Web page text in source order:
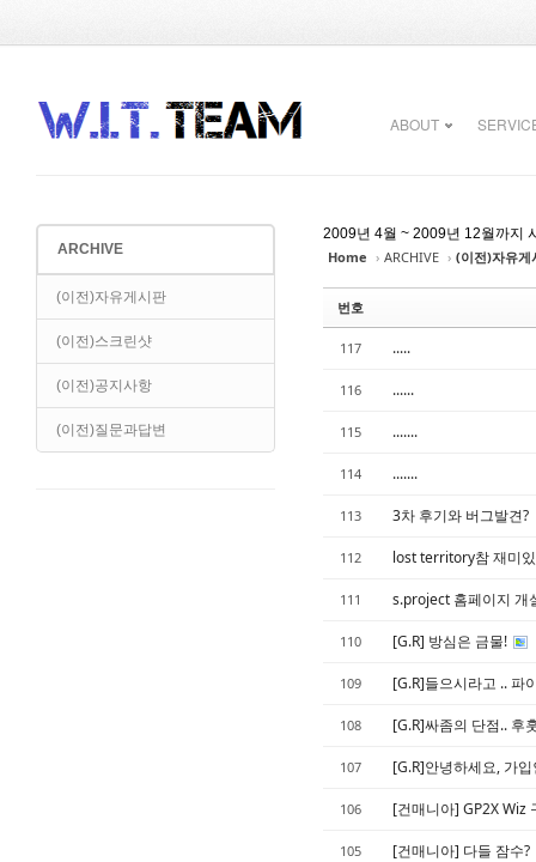
ABOUT
ARCHIVE
(이전)자유게시판
(이전)스크린샷
(이전)공지사항
(이전)질문과답변
2009년 4월 ~ 2009년 12월까지
Home › ARCHIVE › (이전)자유게
번호
117 .....
116 ......
115 .......
114 .......
113 3차 후기와 버그발견?
112 lost territory참 재미
111 s.project 홈페이지 개
110 [G.R] 방심은 금물!
109 [G.R]들으시라고 .. 파
108 [G.R]싸좀의 단점.. 후
107 [G.R]안녕하세요, 가
106 [건매니아] GP2X Wiz
105 [건매니아] 다들 잠수?
Sketchbook5, 스케치북5
Sketchbook5, 스케치북5
Sketchbook5, 스케치북5
Sketchbook5, 스케치북5